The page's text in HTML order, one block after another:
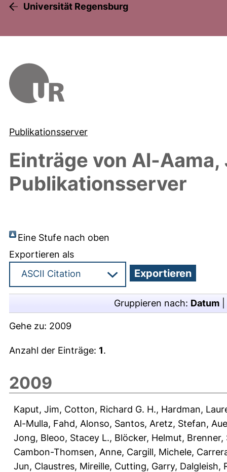
Universität Regensburg
Publikationsserver
Einträge von Al-Aama,
Publikationsserver
Eine Stufe nach oben
Exportieren als
Gruppieren nach: Datum
Gehe zu: 2009
Anzahl der Einträge: 1.
2009
Kaput, Jim, Cotton, Richard G. H., Hardman,
Al-Mulla, Fahd, Alonso, Santos, Aretz, Stefan,
Jong, Bleoo, Stacey L., Blöcker, Helmut, Brenner,
Cambon-Thomsen, Anne, Cargill, Michele,
Jun, Claustres, Mireille, Cutting, Garry, Dalgleish,